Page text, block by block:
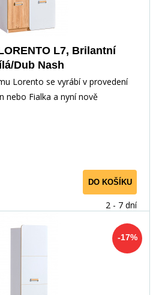
L7, Brilantní
Dub Nash
Lorento se vyrábí v provedení
nebo Fialka a nyní nově
DO KOŠÍKU
2 - 7 dní
-17%